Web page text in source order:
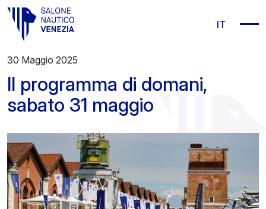
Vai al contenuto principale
IT
30 Maggio 2025
Il programma di domani,
sabato 31 maggio